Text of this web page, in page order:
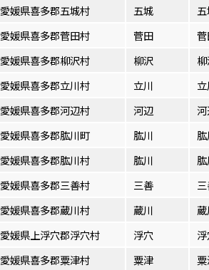
愛媛県喜多郡五城村 五城
愛媛県喜多郡菅田村 菅田
愛媛県喜多郡柳沢村 柳沢
愛媛県喜多郡立川村 立川
愛媛県喜多郡河辺村 河辺
愛媛県喜多郡肱川町 肱川
愛媛県喜多郡肱川村 肱川
愛媛県喜多郡三善村 三善
愛媛県喜多郡蔵川村 蔵川
愛媛県上浮穴郡浮穴村 浮穴
愛媛県喜多郡粟津村 粟津